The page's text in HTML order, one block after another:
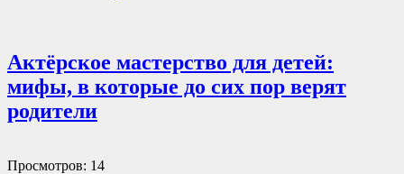
Актёрское мастерство для детей:
мифы, в которые до сих пор верят
родители
Просмотров: 14